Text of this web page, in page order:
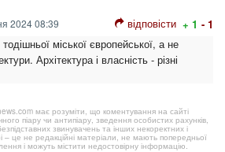
2024 08:39 відповісти + 1 - 1
міської європейської, а не
Архітектура і власність - різні
має розуміти, що коментування на сайті
піару чи антипіару, зведення особистих рахунків,
звинувачень та інших некоректних і
– це не редакційні матеріали, не мають попередньої
і можуть містити недостовірну інформацію.